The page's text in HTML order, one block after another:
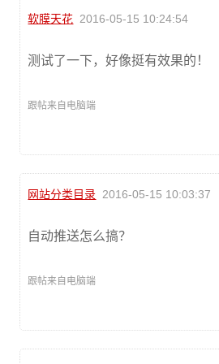
软膜天花 2016-05-15 10:24:54
测试了一下，好像挺有效果的！
跟帖来自电脑端
网站分类目录 2016-05-15 10:03:37
自动推送怎么搞？
跟帖来自电脑端